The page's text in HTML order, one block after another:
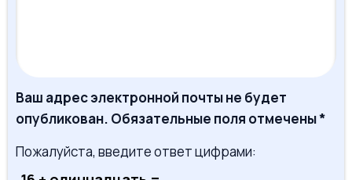
Ваш адрес электронной почты не будет
опубликован. Обязательные поля отмечены *
Пожалуйста, введите ответ цифрами: